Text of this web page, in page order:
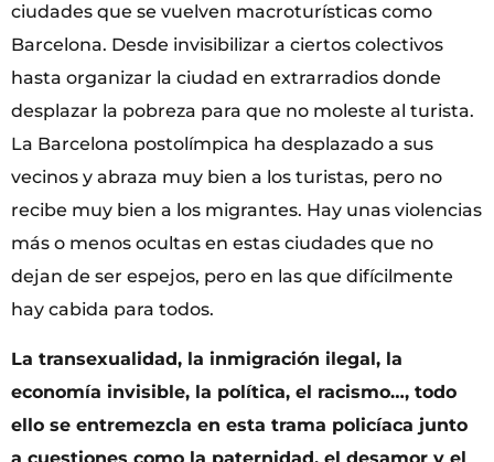
ciudades que se vuelven macroturísticas como
Barcelona. Desde invisibilizar a ciertos colectivos
hasta organizar la ciudad en extrarradios donde
desplazar la pobreza para que no moleste al turista.
La Barcelona postolímpica ha desplazado a sus
vecinos y abraza muy bien a los turistas, pero no
recibe muy bien a los migrantes. Hay unas violencias
más o menos ocultas en estas ciudades que no
dejan de ser espejos, pero en las que difícilmente
hay cabida para todos.
La transexualidad, la inmigración ilegal, la
economía invisible, la política, el racismo…, todo
ello se entremezcla en esta trama policíaca junto